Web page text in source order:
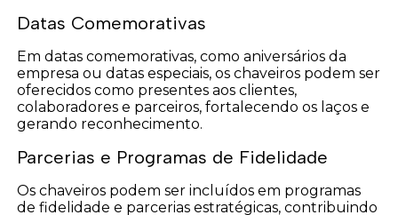
Datas Comemorativas
Em datas comemorativas, como aniversários da
empresa ou datas especiais, os chaveiros podem ser
oferecidos como presentes aos clientes,
colaboradores e parceiros, fortalecendo os laços e
gerando reconhecimento.
Parcerias e Programas de Fidelidade
Os chaveiros podem ser incluídos em programas
de fidelidade e parcerias estratégicas, contribuindo